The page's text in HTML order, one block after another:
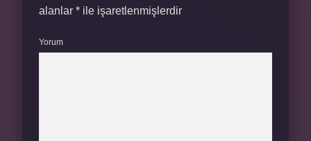
alanlar * ile işaretlenmişlerdir
Yorum